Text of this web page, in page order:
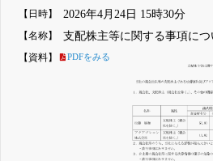
登録すると永久30%OFFと米株
【日時】 2026年4月24日 15時30分
【名称】 支配株主等に関する事項につ
【資料】 PDFをみる